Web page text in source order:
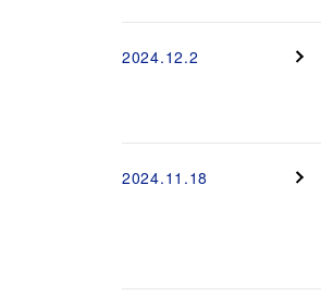
2024.12.2
2024.11.18